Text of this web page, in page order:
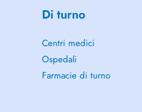
Di turno
Centri medici
Ospedali
Farmacie di turno